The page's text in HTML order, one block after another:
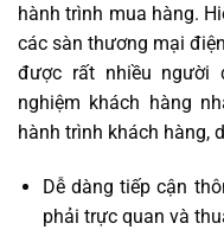
hành trình mua hàng.
các sàn thương mại
được rất nhiều người
nghiệm khách hàng
hành trình khách hàng,
Dễ dàng tiếp cận
phải trực quan và